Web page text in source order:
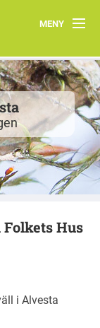
MENY
Program
Grupper
Projekt
Natur att besöka
Fiskgjusen
Kontakt
Hus
i Alvesta